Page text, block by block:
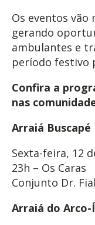
Os eventos vão
gerando
ambulantes e
período festivo
Confira a
nas
Arraiá Buscapé
Sexta-feira, 12
23h – Os Caras
Conjunto Dr.
Arraiá do Arco-